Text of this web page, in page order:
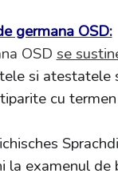
germana OSD:
OSD se
si atestatele
cu
la examenul